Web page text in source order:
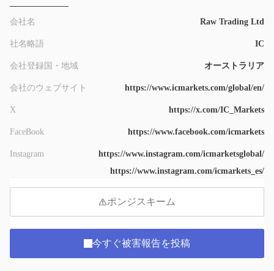
会社名 Raw Trading Ltd
社名略語 IC
会社登録国・地域 オーストラリア
会社のウェブサイト https://www.icmarkets.com/global/en/
X https://x.com/IC_Markets
FaceBook https://www.facebook.com/icmarkets
Instagram
https://www.instagram.com/icmarketsglobal/
https://www.instagram.com/icmarkets_es/
ポンジスキーム
今すぐ被害報告を投稿